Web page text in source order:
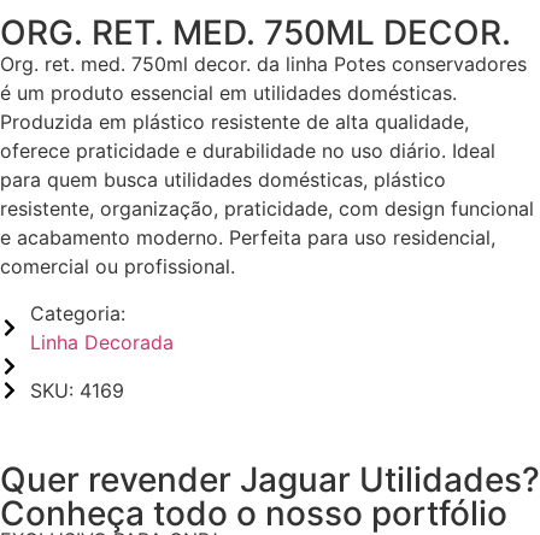
ORG. RET. MED. 750ML DECOR.
Org. ret. med. 750ml decor. da linha Potes conservadores
é um produto essencial em utilidades domésticas.
Produzida em plástico resistente de alta qualidade,
oferece praticidade e durabilidade no uso diário. Ideal
para quem busca utilidades domésticas, plástico
resistente, organização, praticidade, com design funcional
e acabamento moderno. Perfeita para uso residencial,
comercial ou profissional.
Categoria:
Linha Decorada
SKU: 4169
Quer revender Jaguar Utilidades?
Conheça todo o nosso portfólio